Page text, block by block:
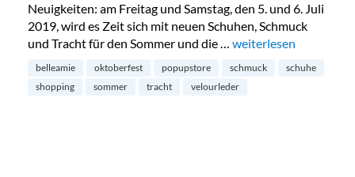
Neuigkeiten: am Freitag und Samstag, den 5. und 6. Juli
2019, wird es Zeit sich mit neuen Schuhen, Schmuck
und Tracht für den Sommer und die … „Oktoberfest Pop-Up
weiterlesen
belleamie oktoberfest popupstore schmuck
schuhe
shopping
sommer tracht velourleder